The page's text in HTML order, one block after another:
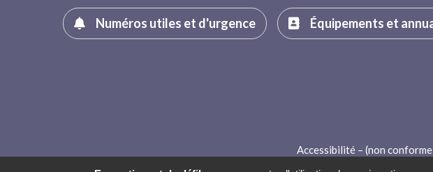
Numéros utiles et d'urgence Équipements et
Accessibilité – (non